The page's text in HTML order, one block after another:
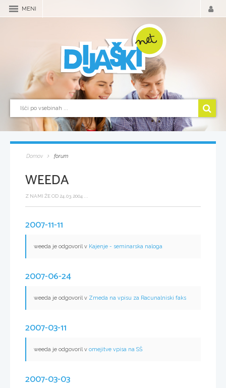
MENI
Domov forum
WEEDA
Z NAMI ŽE OD 24.03.2004 ...
2007-11-11
weeda je odgovoril v Kajenje - seminarska naloga
2007-06-24
weeda je odgovoril v Zmeda na vpisu za Racunalniski faks
2007-03-11
weeda je odgovoril v omejitve vpisa na SŠ
2007-03-03